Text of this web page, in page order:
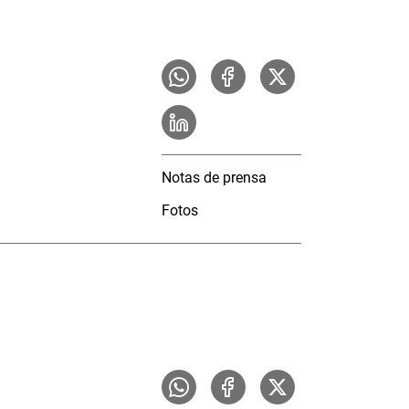
Notas de prensa
Fotos